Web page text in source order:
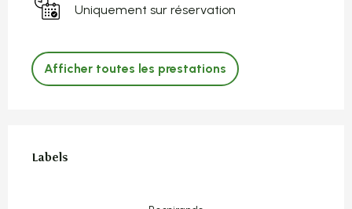
Uniquement sur réservation
Afficher toutes les prestations
Labels
Labels